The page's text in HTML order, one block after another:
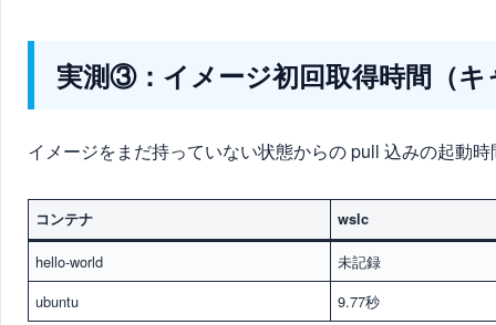
実測③：イメージ初回取得時間（
イメージをまだ持っていない状態からの pull 込みの起動
コンテナ wslc
hello-world
未記録
ubuntu
9.77秒